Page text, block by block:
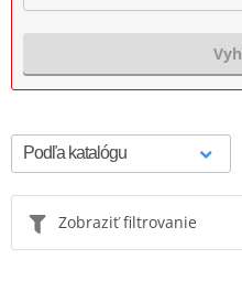
Zobraziť filtrovanie